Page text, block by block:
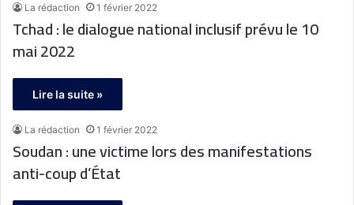
La rédaction 1 février 2022
Tchad : le dialogue national inclusif prévu le 10
mai 2022
Lire la suite »
La rédaction 1 février 2022
Soudan : une victime lors des manifestations
anti-coup d’État